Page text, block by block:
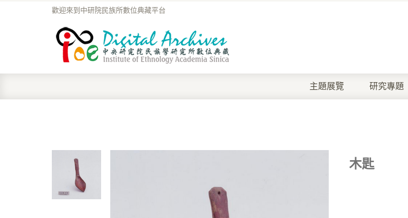
歡迎來到中研院民族所數位典藏平台
主題展覽 研究專題
木匙